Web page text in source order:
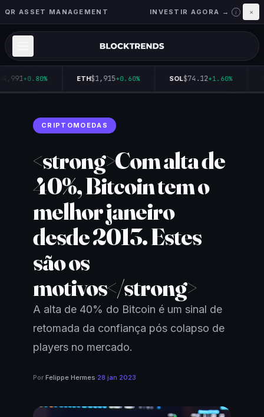
QR ASSET MANAGEMENT INVESTIR AGORA → i ×
+0.80% ETH$1,915+0.60% SOL$74.12+1.60%
CRIPTOMOEDAS
<strong>Com alta de
40%, Bitcoin tem o
melhor janeiro
desde 2013. Estes
são os
motivos</strong>
A alta de 40% do Bitcoin é um sinal de
retomada da confiança pós colapso de
players no mercado.
Por Felippe Hermes·28 jan 2023